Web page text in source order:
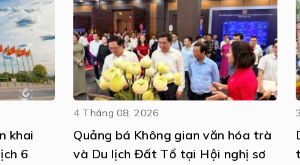
khai
6
4 Tháng 08, 2026
Quảng bá Không gian văn hóa trà
và Du lịch Đất Tổ tại Hội nghị sơ